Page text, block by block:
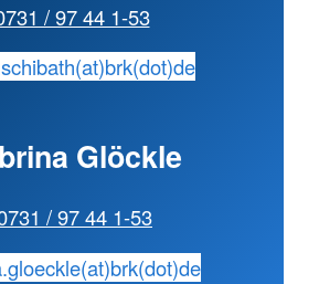
/ 97 44 1-53
Glöckle
/ 97 44 1-53